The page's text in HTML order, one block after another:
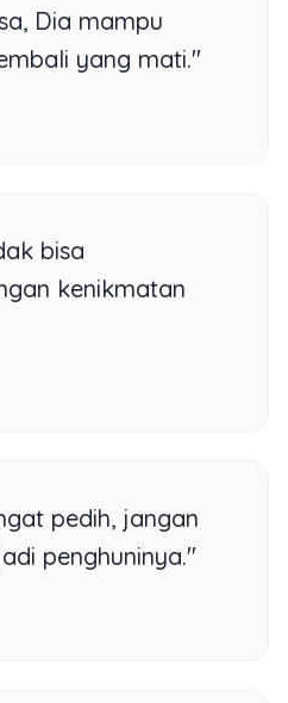
Dia mampu
yang mati."
bisa
kenikmatan
pedih, jangan
penghuninya."